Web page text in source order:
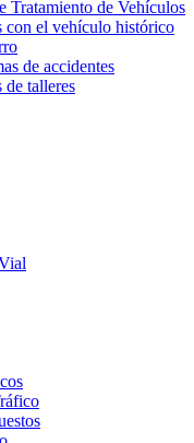
Tratamiento de Vehículos
con el vehículo histórico
de accidentes
de talleres